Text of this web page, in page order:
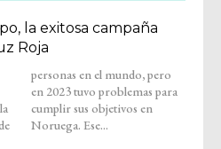
la exitosa campaña
Roja
Noruega. Ese...